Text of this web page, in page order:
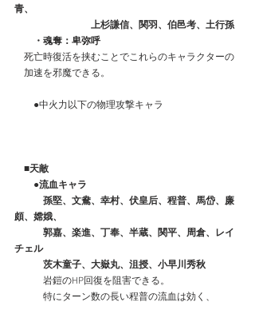
青、
上杉謙信、関羽、伯邑考、土行孫
・魂奪：卑弥呼
死亡時復活を挟むことでこれらのキャラクターの
加速を邪魔できる。
●中火力以下の物理攻撃キャラ
■天敵
●流血キャラ
孫堅、文鴦、幸村、伏皇后、程普、馬岱、廉
頗、嫦娥、
郭嘉、楽進、丁奉、半蔵、関平、周倉、レイ
チェル
茨木童子、大嶽丸、沮授、小早川秀秋
岩鎧のHP回復を阻害できる。
特にターン数の長い程普の流血は効く、